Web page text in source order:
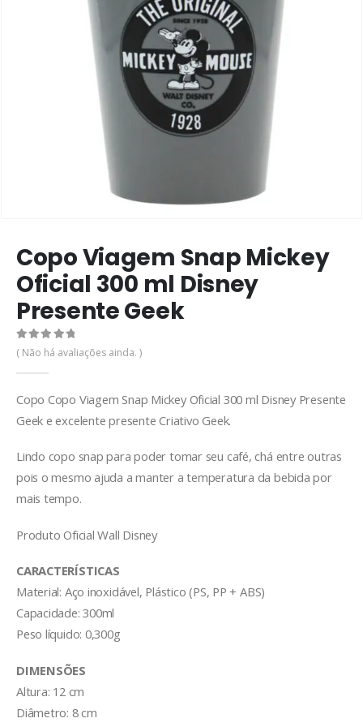
Copo Viagem Snap Mickey
Oficial 300 ml Disney
Presente Geek
0 de 5
( Não há avaliações ainda. )
Copo Copo Viagem Snap Mickey Oficial 300 ml Disney Presente
Geek e excelente presente Criativo Geek.
Lindo copo snap para poder tomar seu café, chá entre outras
pois o mesmo ajuda a manter a temperatura da bebida por
mais tempo.
Produto Oficial Wall Disney
CARACTERÍSTICAS
Material: Aço inoxidável, Plástico (PS, PP + ABS)
Capacidade: 300ml
Peso líquido: 0,300g
DIMENSÕES
Altura: 12 cm
Diâmetro: 8 cm